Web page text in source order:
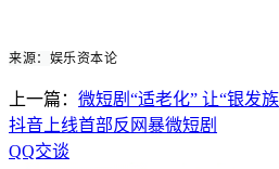
来源： 娱乐资本论
上一篇： 微短剧“适老化” 让“银发
抖音上线首部反网暴微短剧
QQ交谈